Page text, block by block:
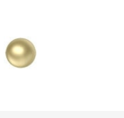
黄
金